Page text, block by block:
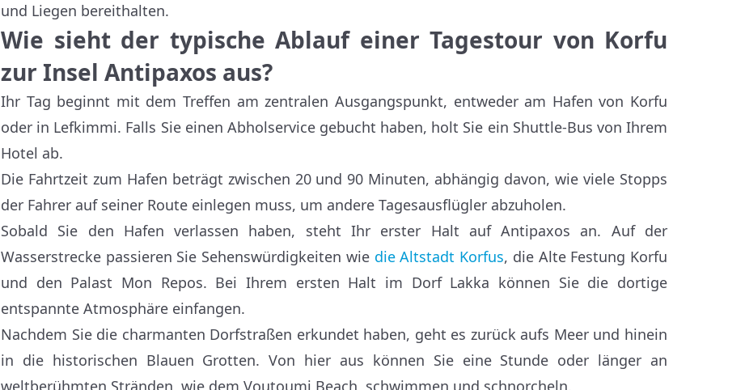
und Liegen bereithalten.
Wie sieht der typische Ablauf einer Tagestour von Korfu
zur Insel Antipaxos aus?
Ihr Tag beginnt mit dem Treffen am zentralen Ausgangspunkt, entweder am Hafen von Korfu
oder in Lefkimmi. Falls Sie einen Abholservice gebucht haben, holt Sie ein Shuttle-Bus von Ihrem
Hotel ab.
Die Fahrtzeit zum Hafen beträgt zwischen 20 und 90 Minuten, abhängig davon, wie viele Stopps
der Fahrer auf seiner Route einlegen muss, um andere Tagesausflügler abzuholen.
Sobald Sie den Hafen verlassen haben, steht Ihr erster Halt auf Antipaxos an. Auf der
Wasserstrecke passieren Sie Sehenswürdigkeiten wie die Altstadt Korfus, die Alte Festung Korfu
und den Palast Mon Repos. Bei Ihrem ersten Halt im Dorf Lakka können Sie die dortige
entspannte Atmosphäre einfangen.
Nachdem Sie die charmanten Dorfstraßen erkundet haben, geht es zurück aufs Meer und hinein
in die historischen Blauen Grotten. Von hier aus können Sie eine Stunde oder länger an
weltberühmten Stränden, wie dem Voutoumi Beach, schwimmen und schnorcheln.